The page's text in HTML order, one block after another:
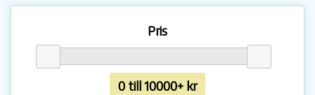
Pris
0 till 10000+ kr